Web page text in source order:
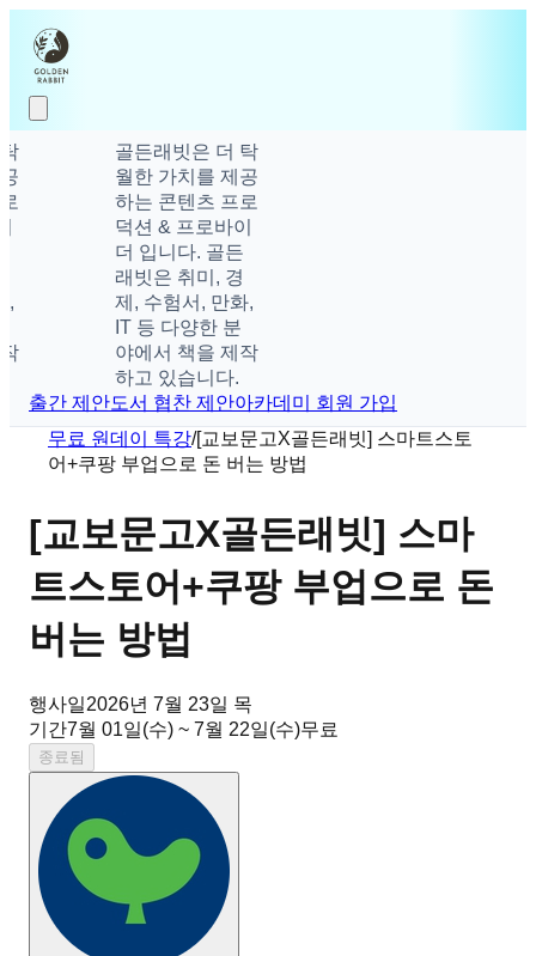
골든래빗은 더 탁
월한 가치를 제공
하는 콘텐츠 프로
덕션 & 프로바이
더 입니다. 골든
래빗은 취미, 경
제, 수험서, 만화,
IT 등 다양한 분
야에서 책을 제작
하고 있습니다.
출간 제안도서 협찬 제안아카데미 회원 가입
무료 원데이 특강/[교보문고X골든래빗] 스마트스토
어+쿠팡 부업으로 돈 버는 방법
[교보문고X골든래빗] 스마
트스토어+쿠팡 부업으로 돈
버는 방법
행사일2026년 7월 23일 목
기간7월 01일(수) ~ 7월 22일(수)무료
종료됨